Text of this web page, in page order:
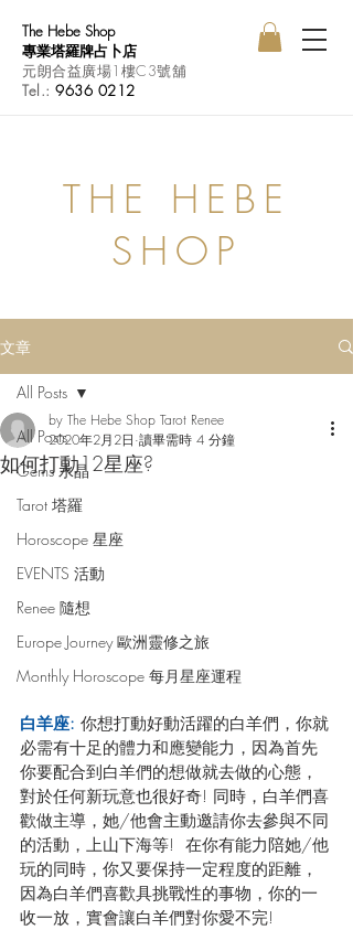
The Hebe Shop
專業塔羅牌占卜店
元朗合益廣場1樓C3號舖
Tel.:9636 0212
THE HEBE
SHOP
文章
All Posts
Gems 水晶
Tarot 塔羅
Horoscope 星座
EVENTS 活動
Renee 隨想
Europe Journey 歐洲靈修之旅
Monthly Horoscope 每月星座運程
All Posts
如何打動12星座?
by The Hebe Shop Tarot Renee
2020年2月2日 讀畢需時 4 分鐘
白羊座: 你想打動好動活躍的白羊們，你就
必需有十足的體力和應變能力，因為首先
你要配合到白羊們的想做就去做的心態，
對於任何新玩意也很好奇! 同時，白羊們喜
歡做主導，她/他會主動邀請你去參與不同
的活動，上山下海等!  在你有能力陪她/他
玩的同時，你又要保持一定程度的距離，
因為白羊們喜歡具挑戰性的事物，你的一
收一放，實會讓白羊們對你愛不完!